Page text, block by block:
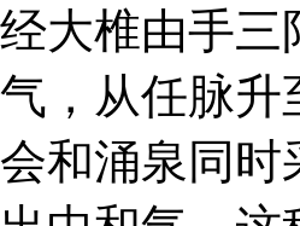
经大椎由手三
气，从任脉升
会和涌泉同时